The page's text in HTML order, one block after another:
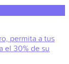
permita a tus
el 30% de su